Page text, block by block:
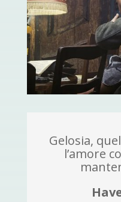
Gelosia,
l’amore